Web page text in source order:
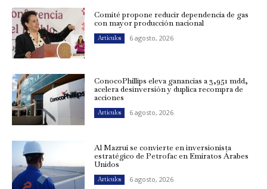
Comité propone reducir dependencia de gas
con mayor producción nacional
Artículos 6 agosto, 2026
ConocoPhillips eleva ganancias a 3,951 mdd,
acelera desinversión y duplica recompra de
acciones
Artículos 6 agosto, 2026
Al Mazrui se convierte en inversionista
estratégico de Petrofac en Emiratos Árabes
Unidos
Artículos 6 agosto, 2026